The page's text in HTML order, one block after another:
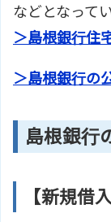
などとなってい
＞島根銀行住
＞島根銀行の
島根銀行
【新規借